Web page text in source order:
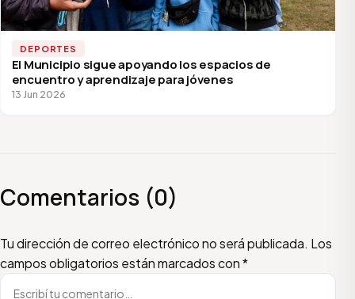
DEPORTES
El Municipio sigue apoyando los espacios de
encuentro y aprendizaje para jóvenes
13 Jun 2026
Comentarios (0)
Tu dirección de correo electrónico no será publicada. Los
campos obligatorios están marcados con*
Escribí tu comentario
Nombre
Email